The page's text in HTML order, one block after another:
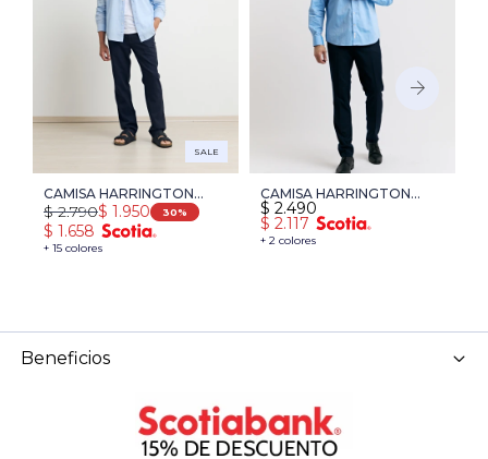
SALE
CAMISA HARRINGTON
LABEL LINO - CELESTE
+ 15 colores
$ 1.950
$ 2.790 30
$ 1.658
CAMISA HARRINGTON
SELECT - CELESTE
OSCURO
+ 2 colores
$ 2.490
$ 2.117
Beneficios